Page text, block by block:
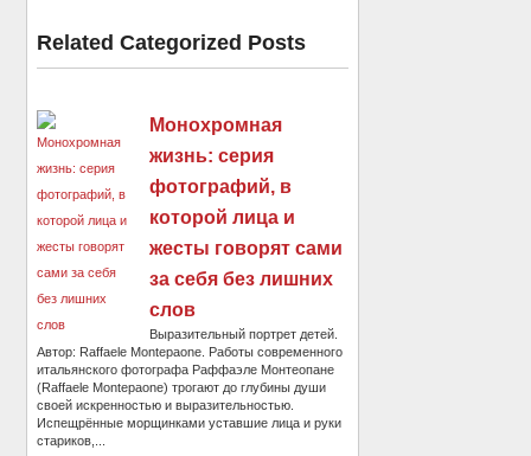
Related Categorized Posts
Монохромная
жизнь: серия
фотографий, в
которой лица и
жесты говорят сами
за себя без лишних
слов
Выразительный портрет детей.
Автор: Raffaele Montepaone. Работы современного
итальянского фотографа Раффаэле Монтеопане
(Raffaele Montepaone) трогают до глубины души
своей искренностью и выразительностью.
Испещрённые морщинками уставшие лица и руки
стариков,...